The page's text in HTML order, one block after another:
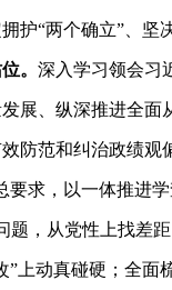
护“两个确立”、坚
。 深入学习领会习
展、纵深推进全
防范和纠治政绩
要求，以一体推进
题，从党性上找差
”上动真碰硬；全